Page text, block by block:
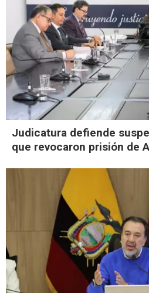
Judicatura defiende
que revocaron prisión de